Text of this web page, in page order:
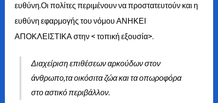
ευθύνη.Οι πολίτες περιμένουν να προστατευτούν και η
ευθύνη εφαρμογής του νόμου ΑΝΗΚΕΙ
ΑΠΟΚΛΕΙΣΤΙΚΑ στην < τοπική εξουσία>.
Διαχείριση επιθέσεων αρκούδων στον
άνθρωπο,τα οικόσιτα ζώα και τα οπωροφόρα
στο αστικό περιβάλλον.